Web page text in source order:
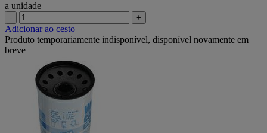
a unidade
- +
Adicionar ao cesto
Produto temporariamente indisponível, disponível novamente em
breve